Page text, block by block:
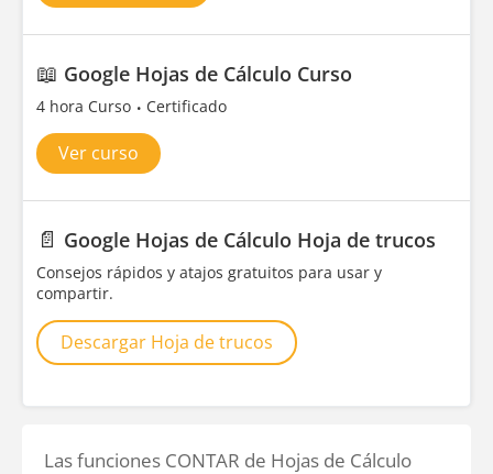
📖 Google Hojas de Cálculo Curso
4 hora Curso Certificado
Ver curso
📄 Google Hojas de Cálculo Hoja de trucos
Consejos rápidos y atajos gratuitos para usar y
compartir.
Descargar Hoja de trucos
Las funciones CONTAR de Hojas de Cálculo